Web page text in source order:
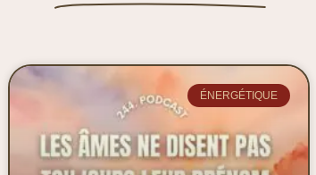
ÉNERGÉTIQUE